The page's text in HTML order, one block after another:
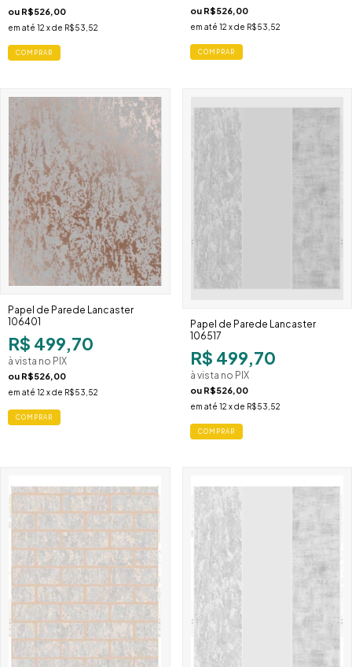
ou R$526,00
em até 12 x de R$53,52
COMPRAR
ou R$526,00
em até 12 x de R$53,52
COMPRAR
Papel de Parede Lancaster
106401
R$ 499,70
à vista no PIX
ou R$526,00
em até 12 x de R$53,52
COMPRAR
Papel de Parede Lancaster
106517
R$ 499,70
à vista no PIX
ou R$526,00
em até 12 x de R$53,52
COMPRAR